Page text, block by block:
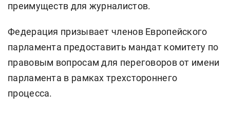
преимуществ для журналистов.
Федерация призывает членов Европейского
парламента предоставить мандат комитету по
правовым вопросам для переговоров от имени
парламента в рамках трехстороннего
процесса.